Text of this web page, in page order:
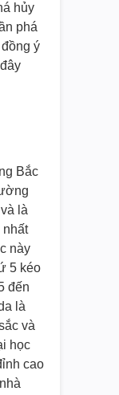
hủy
phá
ý
Bắc
là
này
5 kéo
đến
là
và
học
cao